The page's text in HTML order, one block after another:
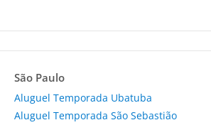
São Paulo
Aluguel Temporada Ubatuba
Aluguel Temporada São Sebastião